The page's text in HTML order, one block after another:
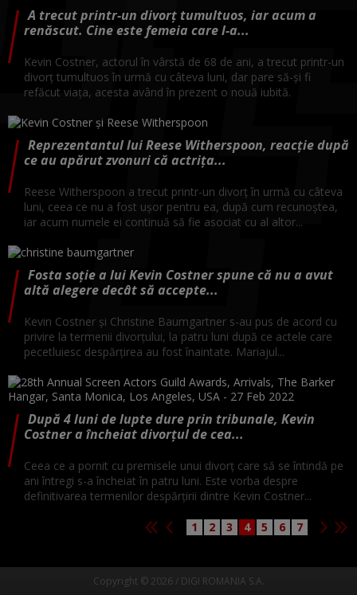
A trecut printr-un divorț tumultuos, iar acum a
renăscut. Cine este femeia care l-a...
Kevin Costner, actorul în vârstă de 68 de ani, a trecut printr-un
divorț tumultuos în urmă cu câteva luni, dar pare să-și fi
refăcut viața, acesta având în prezent o nouă iubită.
Reprezentantul lui Reese Witherspoon, reacție după
ce au apărut zvonuri că actrița...
Reese Witherspoon a trecut printr-un divorț în urmă cu câteva
luni, ceea ce nu a fost ușor pentru ea, după cum recunoștea,
iar acum numele ei continuă să fie asociat cu al altor...
Fosta soție a lui Kevin Costner spune că nu a avut
altă alegere decât să accepte...
Kevin Costner și Christine Baumgartner s-au pus de acord cu
privire la termenii divorțului, la patru luni după ce actele care
pecetluiesc despărțirea au fost înaintate. Mariajul...
După 4 luni de lupte dure prin tribunale, Kevin
Costner a încheiat divorțul de cea...
Ceea ce a pornit cu premisele unui divorț care să se întindă pe
ani întregi s-a încheiat în patru luni. Este vorba despre
definitivarea termenilor despărțirii dintre Kevin Costner...
1 2 3 4 5 6 7
Copyright © 2026 / DIGI ROMANIA S.A.